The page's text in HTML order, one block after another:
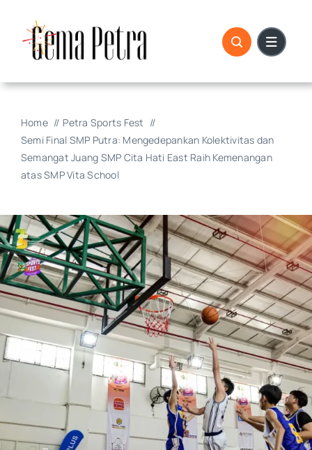
content
Home
Petra Sports Fest
Semi Final SMP Putra: Mengedepankan Kolektivitas dan
Semangat Juang SMP Cita Hati East Raih Kemenangan
atas SMP Vita School